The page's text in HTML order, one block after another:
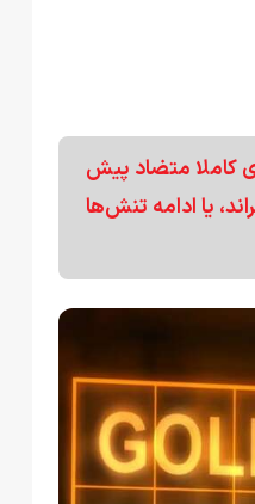
کاملا متضاد پیش
در کوتاه‌مدت تا ۱۱۵ هزار تومان عقب براند، یا ادامه تنش‌ها